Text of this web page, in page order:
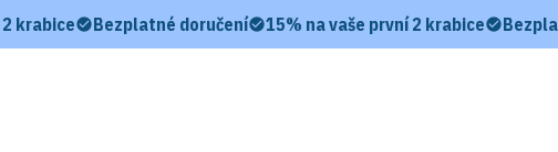
krabice Bezplatné doručení 15% na vaše první 2 krabice